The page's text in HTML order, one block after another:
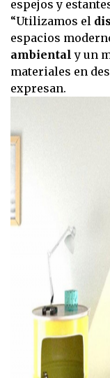
espejos y
“Utilizamos el
espacios
ambiental y un
materiales en
expresan.